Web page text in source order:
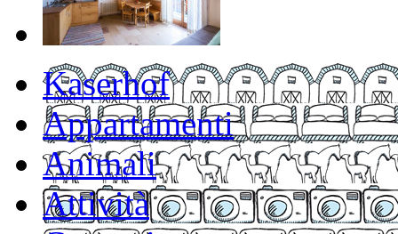
Kaserhof
Appartamenti
Animali
Attività